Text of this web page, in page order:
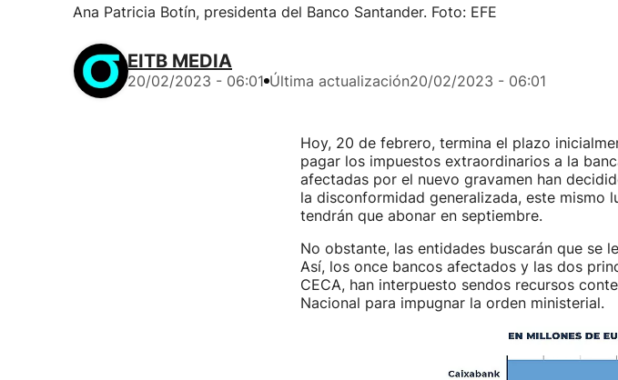
Ana Patricia Botín, presidenta del Banco Santander. Foto: EFE
EITB MEDIA
20/02/2023 - 06:01 Última actualización20/02/2023 - 06:01
Hoy, 20 de febrero, termina el plazo
pagar los impuestos extraordinarios a la
afectadas por el nuevo gravamen han
la disconformidad generalizada, este mismo
tendrán que abonar en septiembre.
No obstante, las entidades buscarán que se
Así, los once bancos afectados y las dos
CECA, han interpuesto sendos recursos
Nacional para impugnar la orden ministerial.